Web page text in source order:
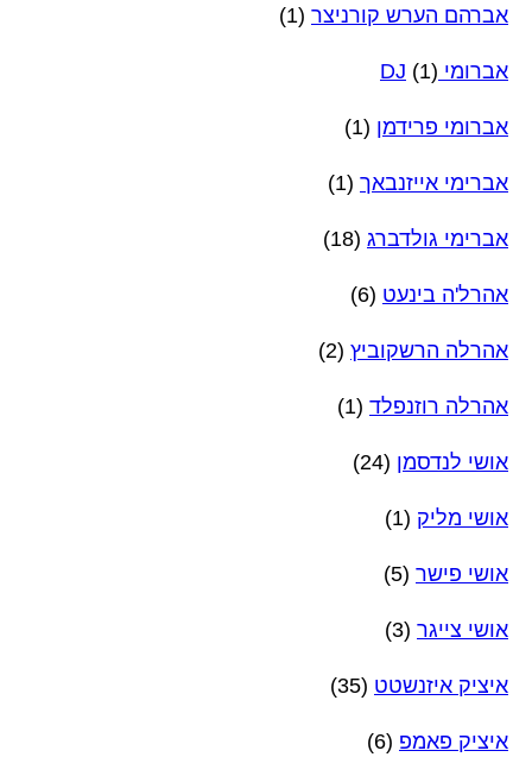
אברהם הערש קורניצר (1)
אברומי DJ (1)
אברומי פרידמן (1)
אברימי אייזנבאך (1)
אברימי גולדברג (18)
אהרל'ה בינעט (6)
אהרלה הרשקוביץ (2)
אהרלה רוזנפלד (1)
אושי לנדסמן (24)
אושי מליק (1)
אושי פישר (5)
אושי צייגר (3)
איציק איזנשטט (35)
איציק פאמפ (6)